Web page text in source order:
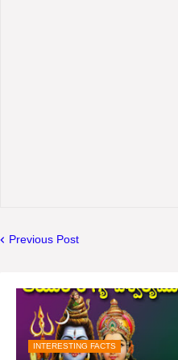
Previous Post
INTERESTING FACTS